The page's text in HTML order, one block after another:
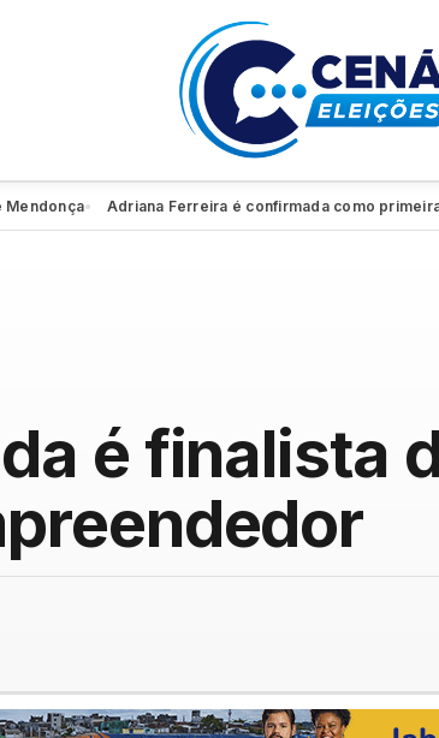
● Adriana Ferreira é confirmada como primeira
é finalista